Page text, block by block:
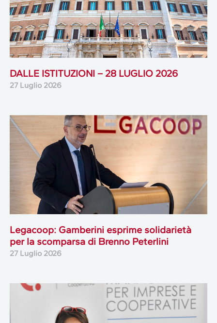
DALLE ISTITUZIONI – 28 LUGLIO 2026
27 Luglio 2026
Legacoop: Gamberini esprime solidarietà
per la scomparsa di Brenno Peterlini
27 Luglio 2026